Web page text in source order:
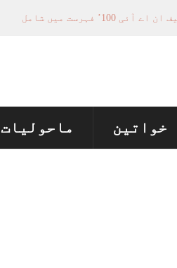
خواتین ماحولیات